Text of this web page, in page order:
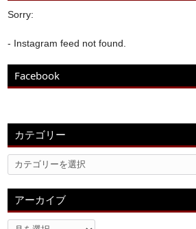
Sorry:
- Instagram feed not found.
Facebook
カテゴリー
アーカイブ